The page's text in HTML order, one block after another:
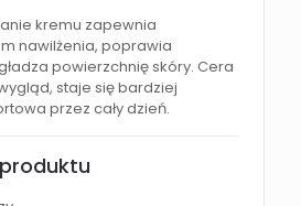
kremu zapewnia
nawilżenia, poprawia
powierzchnię skóry. Cera
staje się bardziej
przez cały dzień.